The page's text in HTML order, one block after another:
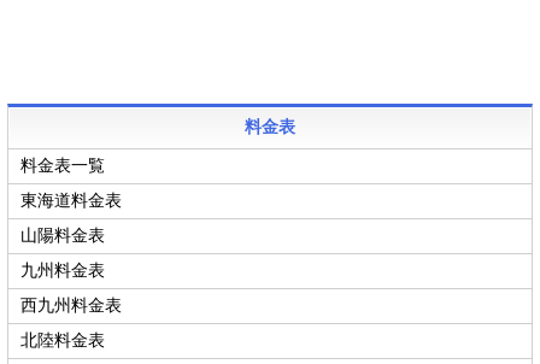
料金表
料金表一覧
東海道料金表
山陽料金表
九州料金表
西九州料金表
北陸料金表